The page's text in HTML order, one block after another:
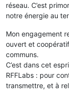
réseau. C’est
notre énergie au
Mon engagement
ouvert et
communs.
C’est dans cet
RFFLabs : pour
transmettre, et à